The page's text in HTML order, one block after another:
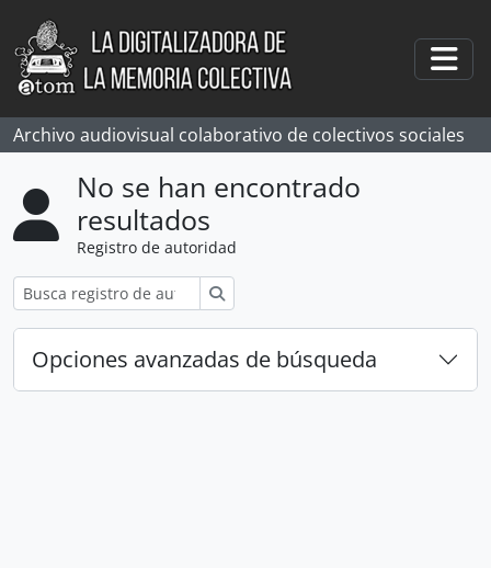
Skip to main content
Archivo audiovisual colaborativo de colectivos sociales
No se han encontrado
resultados
Registro de autoridad
Opciones avanzadas de búsqueda